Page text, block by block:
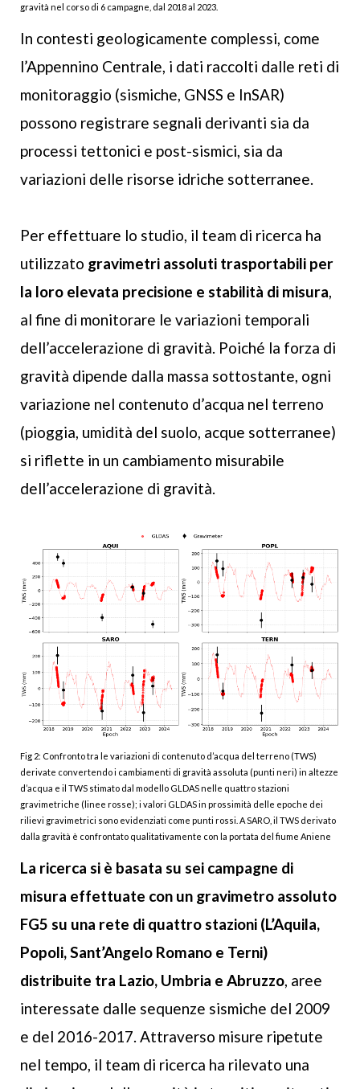
gravità nel corso di 6 campagne, dal 2018 al 2023.
In contesti geologicamente complessi, come
l’Appennino Centrale, i dati raccolti dalle reti di
monitoraggio (sismiche, GNSS e InSAR)
possono registrare segnali derivanti sia da
processi tettonici e post-sismici, sia da
variazioni delle risorse idriche sotterranee.
Per effettuare lo studio, il team di ricerca ha
utilizzato gravimetri assoluti trasportabili per
la loro elevata precisione e stabilità di misura,
al fine di monitorare le variazioni temporali
dell’accelerazione di gravità. Poiché la forza di
gravità dipende dalla massa sottostante, ogni
variazione nel contenuto d’acqua nel terreno
(pioggia, umidità del suolo, acque sotterranee)
si riflette in un cambiamento misurabile
dell’accelerazione di gravità.
Fig 2: Confronto tra le variazioni di contenuto d’acqua del terreno (TWS)
derivate convertendo i cambiamenti di gravità assoluta (punti neri) in altezze
d’acqua e il TWS stimato dal modello GLDAS nelle quattro stazioni
gravimetriche (linee rosse); i valori GLDAS in prossimità delle epoche dei
rilievi gravimetrici sono evidenziati come punti rossi. A SARO, il TWS derivato
dalla gravità è confrontato qualitativamente con la portata del fiume Aniene
La ricerca si è basata su sei campagne di
misura effettuate con un gravimetro assoluto
FG5 su una rete di quattro stazioni (L’Aquila,
Popoli, Sant’Angelo Romano e Terni)
distribuite tra Lazio, Umbria e Abruzzo , aree
interessate dalle sequenze sismiche del 2009
e del 2016-2017. Attraverso misure ripetute
nel tempo, il team di ricerca ha rilevato una